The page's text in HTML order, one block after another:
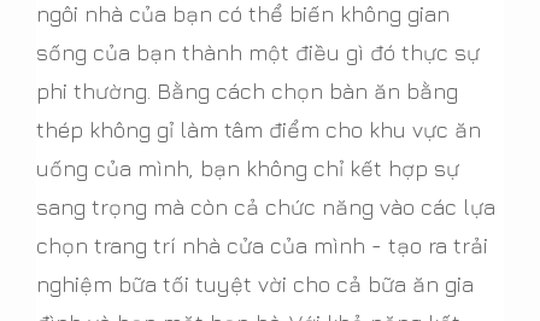
ngôi nhà của bạn có thể biến không gian
sống của bạn thành một điều gì đó thực sự
phi thường. Bằng cách chọn bàn ăn bằng
thép không gỉ làm tâm điểm cho khu vực ăn
uống của mình, bạn không chỉ kết hợp sự
sang trọng mà còn cả chức năng vào các lựa
chọn trang trí nhà cửa của mình - tạo ra trải
nghiệm bữa tối tuyệt vời cho cả bữa ăn gia